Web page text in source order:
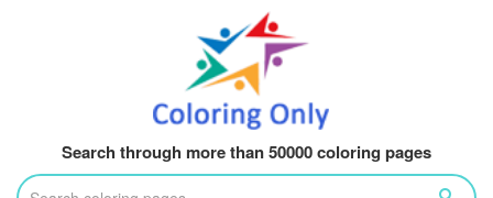
Search through more than 50000 coloring pages